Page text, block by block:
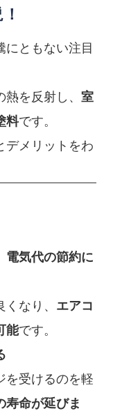
ともない注目
を反射し、 室
料です。
デメリットをわ
電気代の節約に
なり、 エアコ
能です。
受けるのを軽
寿命が延びま